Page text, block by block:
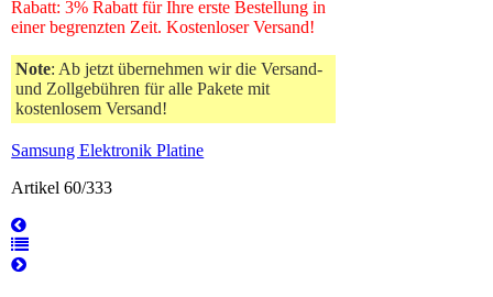
Rabatt: 3% Rabatt für Ihre erste Bestellung in
einer begrenzten Zeit. Kostenloser Versand!
Note: Ab jetzt übernehmen wir die Versand-
und Zollgebühren für alle Pakete mit
kostenlosem Versand!
Samsung Elektronik Platine
Artikel 60/333